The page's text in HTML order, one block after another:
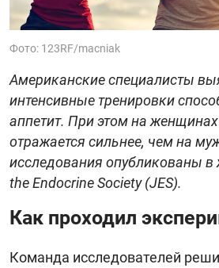
Фото: 123RF/macniak
Американские специалисты
интенсивные тренировки
аппетит. При этом на
отражается сильнее, чем на
исследования опубликованы
the Endocrine Society (JES).
Как проходил
Команда исследователей